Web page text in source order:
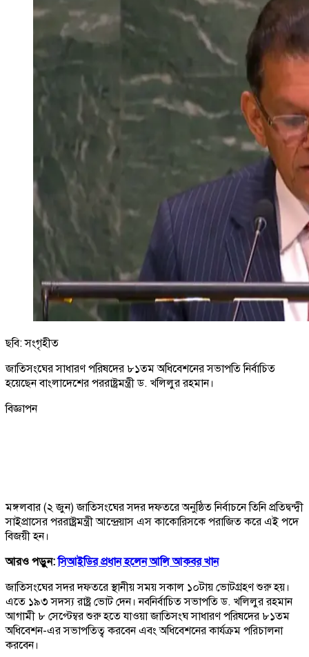
ছবি: সংগৃহীত
জাতিসংঘের সাধারণ পরিষদের ৮১তম অধিবেশনের সভাপতি নির্বাচিত
হয়েছেন বাংলাদেশের পররাষ্ট্রমন্ত্রী ড. খলিলুর রহমান।
বিজ্ঞাপন
মঙ্গলবার (২ জুন) জাতিসংঘের সদর দফতরে অনুষ্ঠিত নির্বাচনে তিনি প্রতিদ্বন্দ্বী
সাইপ্রাসের পররাষ্ট্রমন্ত্রী আন্দ্রেয়াস এস কাকোরিসকে পরাজিত করে এই পদে
বিজয়ী হন।
আরও পড়ুন:সিআইডির প্রধান হলেন আলি আকবর খান
জাতিসংঘের সদর দফতরে স্থানীয় সময় সকাল ১০টায় ভোটগ্রহণ শুরু হয়।
এতে ১৯৩ সদস্য রাষ্ট্র ভোট দেন। নবনির্বাচিত সভাপতি ড. খলিলুর রহমান
আগামী ৮ সেপ্টেম্বর শুরু হতে যাওয়া জাতিসংঘ সাধারণ পরিষদের ৮১তম
অধিবেশন-এর সভাপতিত্ব করবেন এবং অধিবেশনের কার্যক্রম পরিচালনা
করবেন।